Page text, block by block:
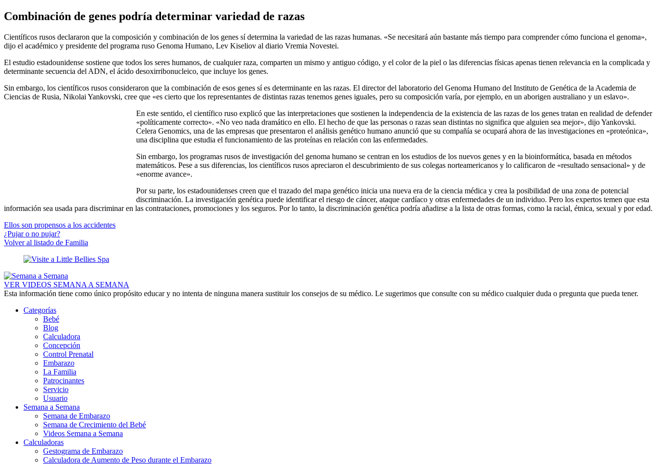
Combinación de genes podría determinar variedad de razas
Científicos rusos declararon que la composición y combinación de los genes sí determina la variedad de las razas humanas. «Se necesitará aún bastante más tiempo para comprender cómo funciona el genoma»,
dijo el académico y presidente del programa ruso Genoma Humano, Lev Kiseliov al diario Vremia Novestei.
El estudio estadounidense sostiene que todos los seres humanos, de cualquier raza, comparten un mismo y antiguo código, y el color de la piel o las diferencias físicas apenas tienen relevancia en la complicada y
determinante secuencia del ADN, el ácido desoxirribonucleico, que incluye los genes.
Sin embargo, los científicos rusos consideraron que la combinación de esos genes sí es determinante en las razas. El director del laboratorio del Genoma Humano del Instituto de Genética de la Academia de
Ciencias de Rusia, Nikolai Yankovski, cree que «es cierto que los representantes de distintas razas tenemos genes iguales, pero su composición varía, por ejemplo, en un aborigen australiano y un eslavo».
En este sentido, el científico ruso explicó que las interpretaciones que sostienen la independencia de la existencia de las razas de los genes tratan en realidad de defender
«políticamente correcto». «No veo nada dramático en ello. El hecho de que las personas o razas sean distintas no significa que alguien sea mejor», dijo Yankovski.
Celera Genomics, una de las empresas que presentaron el análisis genético humano anunció que su compañía se ocupará ahora de las investigaciones en «proteónica»,
una disciplina que estudia el funcionamiento de las proteínas en relación con las enfermedades.
Sin embargo, los programas rusos de investigación del genoma humano se centran en los estudios de los nuevos genes y en la bioinformática, basada en métodos
matemáticos. Pese a sus diferencias, los científicos rusos apreciaron el descubrimiento de sus colegas norteamericanos y lo calificaron de «resultado sensacional» y de
«enorme avance».
Por su parte, los estadounidenses creen que el trazado del mapa genético inicia una nueva era de la ciencia médica y crea la posibilidad de una zona de potencial
discriminación. La investigación genética puede identificar el riesgo de cáncer, ataque cardíaco y otras enfermedades de un individuo. Pero los expertos temen que esta
información sea usada para discriminar en las contrataciones, promociones y los seguros. Por lo tanto, la discriminación genética podría añadirse a la lista de otras formas, como la racial, étnica, sexual y por edad.
Ellos son propensos a los accidentes
¿Pujar o no pujar?
Volver al listado de Familia
VER VIDEOS SEMANA A SEMANA
Esta información tiene como único propósito educar y no intenta de ninguna manera sustituir los consejos de su médico. Le sugerimos que consulte con su médico cualquier duda o pregunta que pueda tener.
Categorías
Bebé
Blog
Calculadora
Concepción
Control Prenatal
Embarazo
La Familia
Patrocinantes
Servicio
Usuario
Semana a Semana
Semana de Embarazo
Semana de Crecimiento del Bebé
Videos Semana a Semana
Calculadoras
Gestograma de Embarazo
Calculadora de Aumento de Peso durante el Embarazo